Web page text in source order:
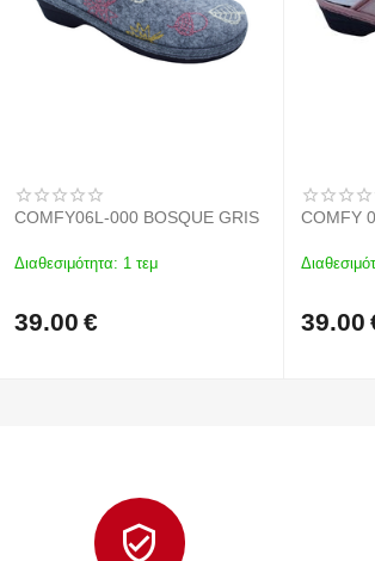
COMFY06L-000 BOSQUE GRIS
Διαθεσιμότητα: 1 τεμ
39.00 €
COMFY
39.00